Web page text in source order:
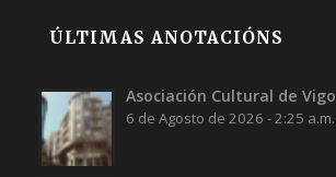
ÚLTIMAS ANOTACIÓNS
Asociación Cultural de Vigo
6 de Agosto de 2026 - 2:25 a.m.